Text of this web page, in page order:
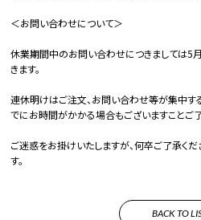
＜お問い合わせについて＞
休業期間中のお問い合わせにつきましては5
きます。
連休明けはご注文、お問い合わせ等が集中す
でにお時間がかかる場合もございますことご
ご迷惑をお掛けいたしますが、何卒ご了承く
す。
BACK TO